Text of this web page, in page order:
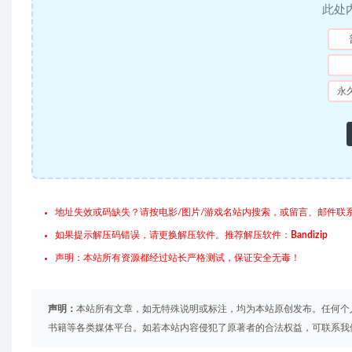
此处
永
地址失效或码缺失？请按电影/图片/游戏名站内搜索，或留言、邮件联
如果提示解压码错误，请更换解压软件。推荐解压软件： Bandizip
声明：本站所有资源都经过站长严格测试，保证安全无毒！
声明： 本站所有文章，如无特殊说明或标注，均为本站原创发布。任何
书籍等各类媒体平台。如若本站内容侵犯了原著者的合法权益，可联系